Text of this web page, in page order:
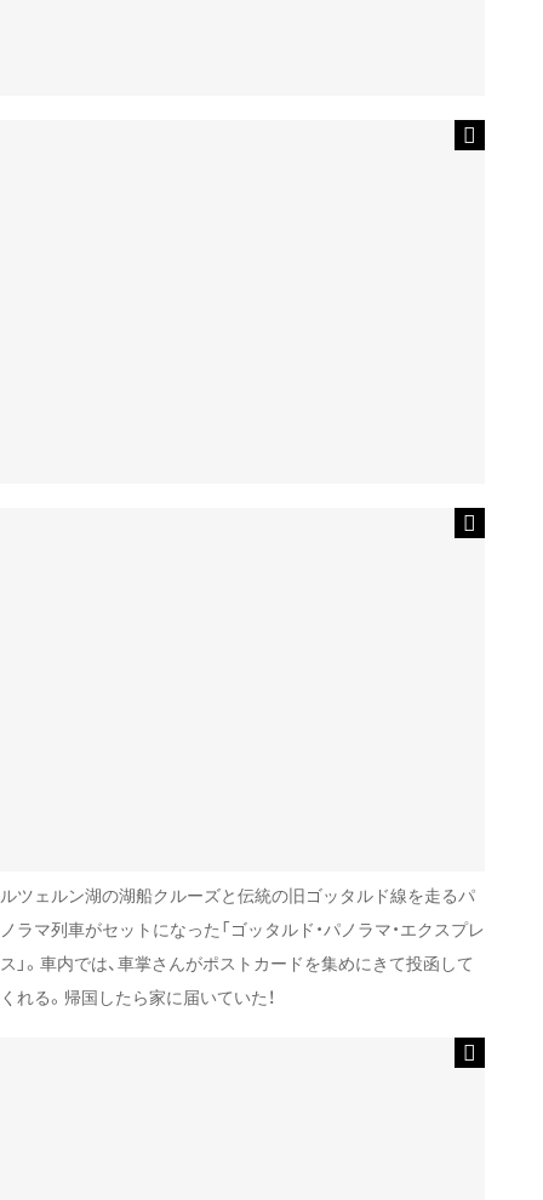
ルツェルン湖の湖船クルーズと伝統の旧ゴッタルド線を走るパ
ノラマ列車がセットになった「ゴッタルド・パノラマ・エクスプレ
ス」。車内では、車掌さんがポストカードを集めにきて投函して
くれる。帰国したら家に届いていた！